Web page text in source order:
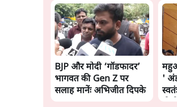
BJP और मोदी ‘गॉडफादर’
भागवत की Gen Z पर
सलाह मानेंः अभिजीत दिपके
'